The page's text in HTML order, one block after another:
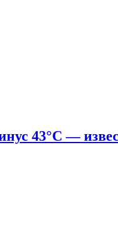
43°С —